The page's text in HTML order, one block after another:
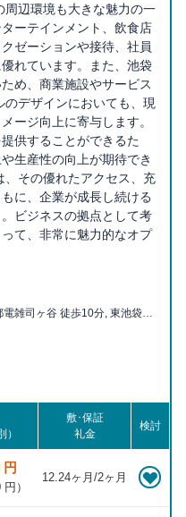
辺環境も大きな魅力の一
ーテインメント、飲食店
ゼーションや接待、社員
れています。また、池袋
め、商業施設やサービス
デザインにおいても、現
ージ向上に寄与します。
供することができるた
生産性の向上が期待でき
、その優れたアクセス、充
に、企業が成長し続ける
ビジネスの拠点として考
て、非常に魅力的なオプ
雑司ヶ谷 徒歩10分, 東池袋四
歩15分, 大塚 徒歩15分, 要町
駅前 徒歩18分, 新大塚 徒歩
敷･保証
礼金
検討
円
）
12.24ヶ月/2ヶ月